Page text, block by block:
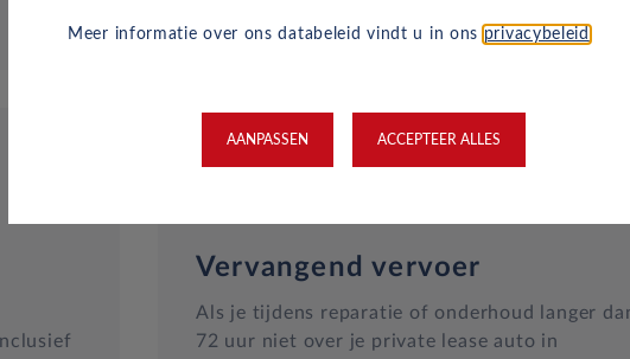
Vervangend vervoer
Als je tijdens reparatie of onderhoud langer
72 uur niet over je private lease auto in
Meer informatie over ons databeleid vindt u in ons privacybeleid
AANPASSEN ACCEPTEER ALLES